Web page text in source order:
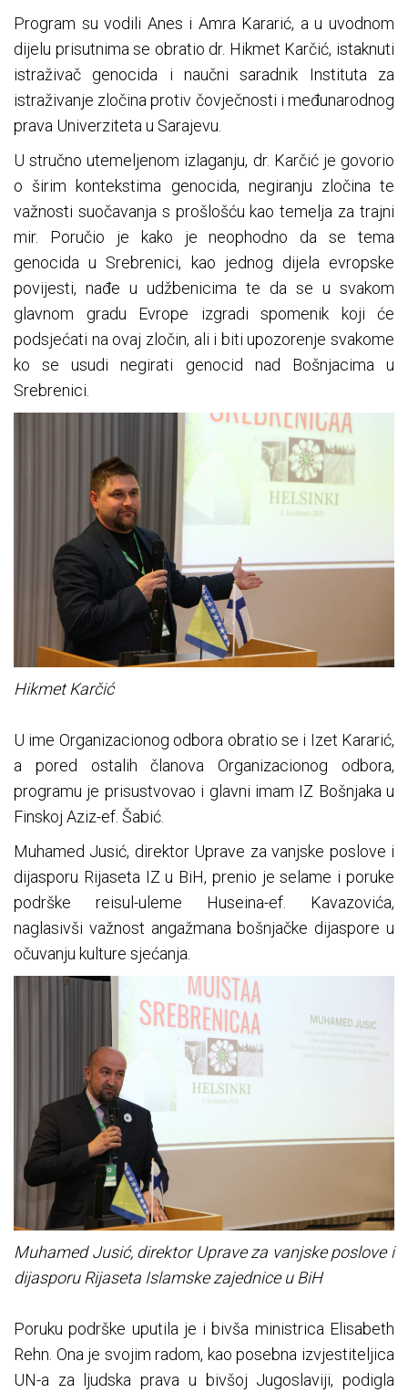
Program su vodili Anes i Amra Kararić, a u uvodnom
dijelu prisutnima se obratio dr. Hikmet Karčić, istaknuti
istraživač genocida i naučni saradnik Instituta za
istraživanje zločina protiv čovječnosti i međunarodnog
prava Univerziteta u Sarajevu.
U stručno utemeljenom izlaganju, dr. Karčić je govorio
o širim kontekstima genocida, negiranju zločina te
važnosti suočavanja s prošlošću kao temelja za trajni
mir. Poručio je kako je neophodno da se tema
genocida u Srebrenici, kao jednog dijela evropske
povijesti, nađe u udžbenicima te da se u svakom
glavnom gradu Evrope izgradi spomenik koji će
podsjećati na ovaj zločin, ali i biti upozorenje svakome
ko se usudi negirati genocid nad Bošnjacima u
Srebrenici.
Hikmet Karčić
U ime Organizacionog odbora obratio se i Izet Kararić,
a pored ostalih članova Organizacionog odbora,
programu je prisustvovao i glavni imam IZ Bošnjaka u
Finskoj Aziz-ef. Šabić.
Muhamed Jusić, direktor Uprave za vanjske poslove i
dijasporu Rijaseta IZ u BiH, prenio je selame i poruke
podrške reisul-uleme Huseina-ef. Kavazovića,
naglasivši važnost angažmana bošnjačke dijaspore u
očuvanju kulture sjećanja.
Muhamed Jusić, direktor Uprave za vanjske poslove i
dijasporu Rijaseta Islamske zajednice u BiH
Poruku podrške uputila je i bivša ministrica Elisabeth
Rehn. Ona je svojim radom, kao posebna izvjestiteljica
UN-a za ljudska prava u bivšoj Jugoslaviji, podigla